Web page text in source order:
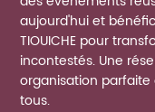
aujourd'hui et
TIOUICHE pour
incontestés. Une
organisation
tous.